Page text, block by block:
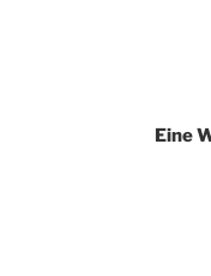
Eine